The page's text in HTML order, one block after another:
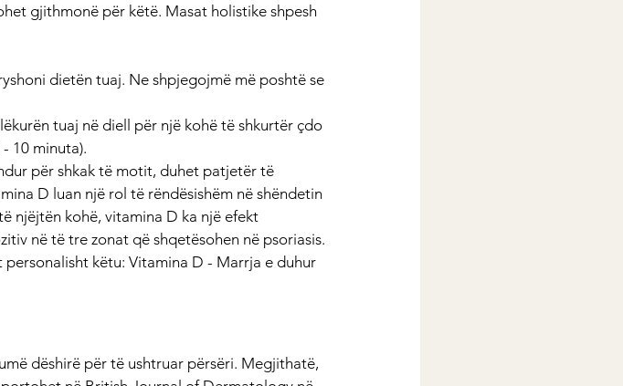
gjithmonë për këtë. Masat holistike shpesh
dietën tuaj. Ne shpjegojmë më poshtë se
tuaj në diell për një kohë të shkurtër çdo
10 minuta).
për shkak të motit, duhet patjetër të
D luan një rol të rëndësishëm në shëndetin
njëjtën kohë, vitamina D ka një efekt
në të tre zonat që shqetësohen në psoriasis.
këtu: Vitamina D - Marrja e duhur
dëshirë për të ushtruar përsëri. Megjithatë,